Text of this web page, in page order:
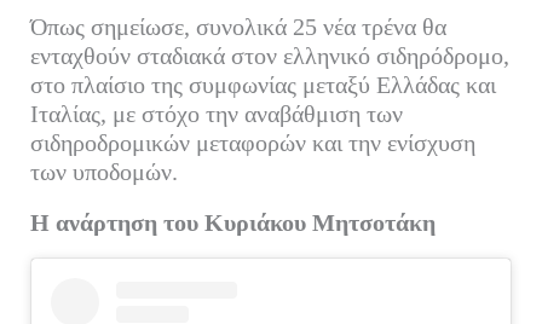
Όπως σημείωσε, συνολικά 25 νέα τρένα θα
ενταχθούν σταδιακά στον ελληνικό σιδηρόδρομο,
στο πλαίσιο της συμφωνίας μεταξύ Ελλάδας και
Ιταλίας, με στόχο την αναβάθμιση των
σιδηροδρομικών μεταφορών και την ενίσχυση
των υποδομών.
Η ανάρτηση του Κυριάκου Μητσοτάκη